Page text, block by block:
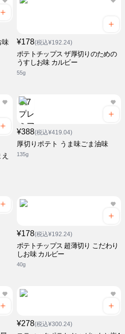
味 ¥178(税込¥192.24)
ポテトチップス ザ厚切りのための
うすしお味 カルビー
55g
¥388(税込¥419.04)
厚切りポテト うま味ごま油味
135g
¥178(税込¥192.24)
ポテトチップス 超薄切り こだわり
しお味 カルビー
40g
¥278(税込¥300.24)